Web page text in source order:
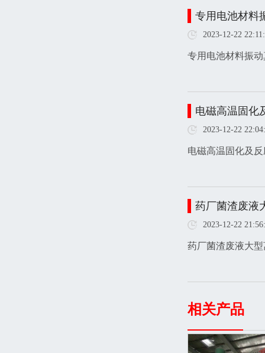
专用电池材料
2023-12-22
专用电池材料振
电磁高温固化
2023-12-22
电磁高温固化及
药厂菌渣废液
2023-12-22
药厂菌渣废液大
相关产品